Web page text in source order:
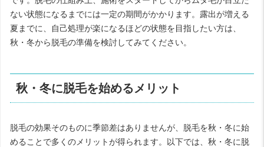
ない状態になるまでには一定の期間がかかります。露出が増える
夏までに、自己処理が楽になるほどの状態を目指したい方は、
秋・冬から脱毛の準備を検討してみてください。
秋・冬に脱毛を始めるメリット
脱毛の効果そのものに季節差はありませんが、脱毛を秋・冬に始
めることで多くのメリットが得られます。以下では、秋・冬に脱